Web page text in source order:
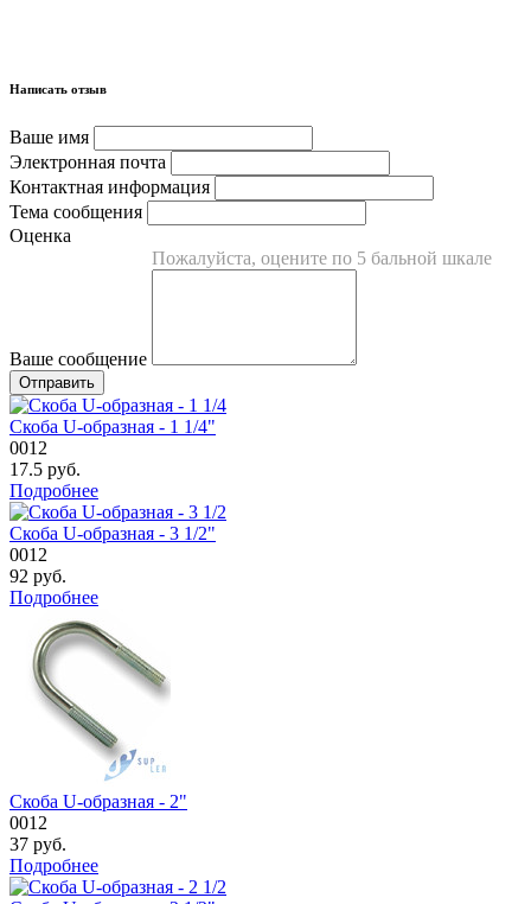
Написать отзыв
Ваше имя
Электронная почта
Контактная информация
Тема сообщения
Оценка
Пожалуйста, оцените по 5 бальной шкале
Ваше сообщение
Скоба U-образная - 1 1/4"
0012
17.5 руб.
Подробнее
Скоба U-образная - 3 1/2"
0012
92 руб.
Подробнее
Скоба U-образная - 2"
0012
37 руб.
Подробнее